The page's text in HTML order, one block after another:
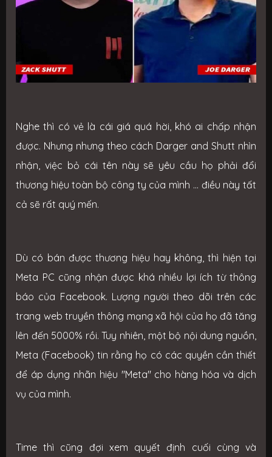
Nghe thì có vẻ là cái giá quá hời, khó ai chấp nhận
được. Nhưng nhưng theo cách Darger and Shutt nhìn
nhận, việc bỏ cái tên này sẽ yêu cầu họ phải đổi
thương hiệu toàn bộ công ty của mình ... điều này tất
cả sẽ rất quý mến.
Dù có bán được thương hiệu hay không, thì hiện tại
Meta PC cũng nhận được khá nhiều lợi ích từ thông
báo của Facebook. Lượng người theo dõi trên các
trang web truyền thông mạng xã hội của họ đã tăng
lên đến 5000% rồi. Tuy nhiên, một bộ nội dung nguồn,
Meta (Facebook) tin rằng họ có các quyền cần thiết
để áp dụng nhãn hiệu "Meta" cho hàng hóa và dịch
vụ của mình.
Time thì cũng đợi xem quyết định cuối cùng và